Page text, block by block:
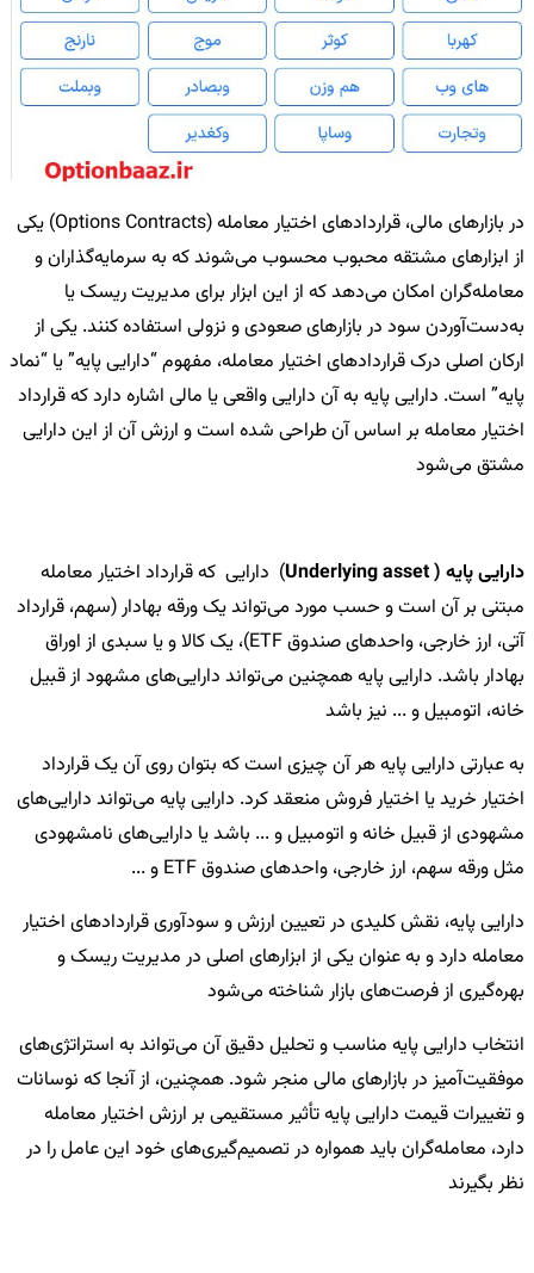
در بازارهای مالی، قراردادهای اختیار معامله (Options Contracts) یکی
از ابزارهای مشتقه محبوب محسوب می‌شوند که به سرمایه‌گذاران و
معامله‌گران امکان می‌دهد که از این ابزار برای مدیریت ریسک یا
به‌دست‌آوردن سود در بازارهای صعودی و نزولی استفاده کنند. یکی از
ارکان اصلی درک قراردادهای اختیار معامله، مفهوم “دارایی پایه” یا “نماد
پایه” است. دارایی پایه به آن دارایی واقعی یا مالی اشاره دارد که قرارداد
اختیار معامله بر اساس آن طراحی شده است و ارزش آن از این دارایی
مشتق می‌شود
دارایی پایه ( Underlying asset
) دارایی که قرارداد اختیار معامله
مبتنی بر آن است و حسب مورد می‌تواند یک ورقه بهادار (سهم، قرارداد
آتی، ارز خارجی، واحدهای صندوق ETF)، یک کالا و یا سبدی از اوراق
بهادار باشد. دارایی پایه همچنین می‌تواند دارایی‌های مشهود از قبیل
خانه، اتومبیل و ... نیز باشد
به عبارتی دارایی پایه هر آن چیزی است که بتوان روی آن یک قرارداد
اختیار خرید یا اختیار فروش منعقد کرد. دارایی پایه می‌تواند دارایی‌های
مشهودی از قبیل خانه و اتومبیل و ... باشد یا دارایی‌های نامشهودی
مثل ورقه سهم، ارز خارجی، واحدهای صندوق ETF و ...
دارایی پایه، نقش کلیدی در تعیین ارزش و سودآوری قراردادهای اختیار
معامله دارد و به عنوان یکی از ابزارهای اصلی در مدیریت ریسک و
بهره‌گیری از فرصت‌های بازار شناخته می‌شود
انتخاب دارایی پایه مناسب و تحلیل دقیق آن می‌تواند به استراتژی‌های
موفقیت‌آمیز در بازارهای مالی منجر شود. همچنین، از آنجا که نوسانات
و تغییرات قیمت دارایی پایه تأثیر مستقیمی بر ارزش اختیار معامله
دارد، معامله‌گران باید همواره در تصمیم‌گیری‌های خود این عامل را در
نظر بگیرند